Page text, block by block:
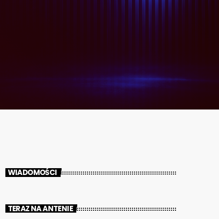
WIADOMOŚCI
TERAZ NA ANTENIE